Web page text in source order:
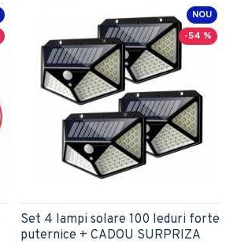
NOU
-54 %
Set 4 lampi solare 100 leduri forte
puternice + CADOU SURPRIZA